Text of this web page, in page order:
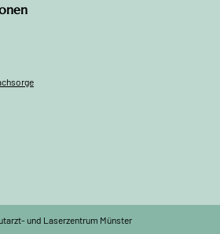
und Laserzentrum Münster